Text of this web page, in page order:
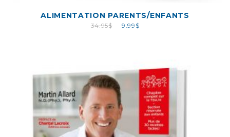
ALIMENTATION PARENTS/ENFANTS
34.95$ 9.99 $